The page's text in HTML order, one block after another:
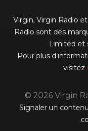
Virgin, Virgin Radio
Radio sont des
Limited et
Pour plus
visitez
© 2026 Virgin
Signaler un contenu